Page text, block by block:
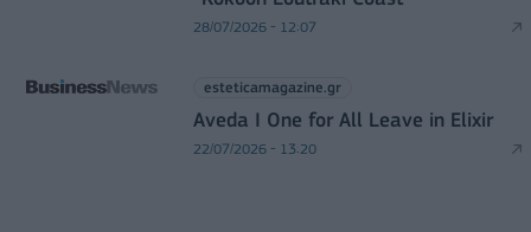
28/07/2026 - 12:07
esteticamagazine.gr
Aveda I One for All Leave in Elixir
22/07/2026 - 13:20